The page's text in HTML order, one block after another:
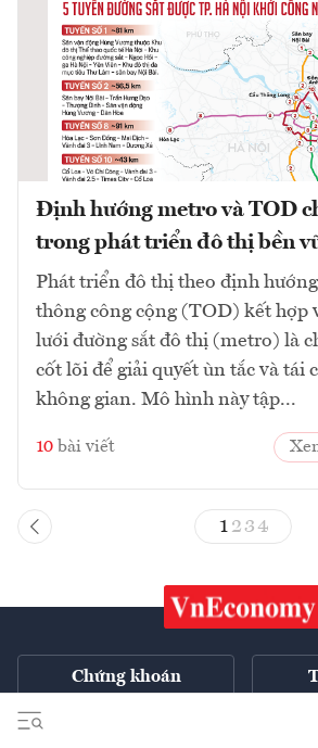
Định hướng metro và TOD
trong phát triển đô thị bền
Phát triển đô thị theo định
thông công cộng (TOD) kết hợp
lưới đường sắt đô thị (metro) là
cốt lõi để giải quyết ùn tắc và tái
không gian. Mô hình này tập...
10 bài viết
1 23 4
Chứng khoán